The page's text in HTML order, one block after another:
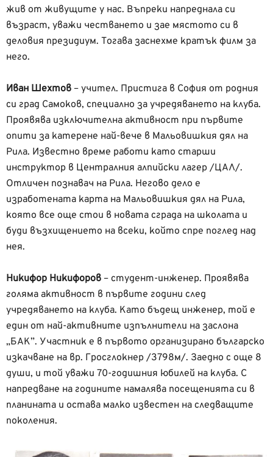
жив от живущите у нас. Въпреки напреднала си
възраст, уважи честването и зае мястото си в
деловия президиум. Тогава заснехме кратък филм за
него.
Иван Шехтов – учител. Пристига в София от родния
си град Самоков, специално за учредяването на клуба.
Проявява изключителна активност при първите
опити за катерене най-вече в Мальовишкия дял на
Рила. Известно време работи като старши
инструктор в Централния алпийски лагер /ЦАЛ/.
Отличен познавач на Рила. Негово дело е
изработената карта на Мальовишкия дял на Рила,
която все още стои в новата сграда на школата и
буди възхищението на всеки, който спре поглед над
нея.
Никифор Никифоров – студент-инженер. Проявява
голяма активност в първите години след
учредяването на клуба. Като бъдещ инженер, той е
един от най-активните изпълнители на заслона
„БАК”. Участник е в първото организирано българско
изкачване на вр. Гросглокнер /3798м/. Заедно с още 8
души, и той уважи 70-годишния юбилей на клуба. С
напредване на годините намалява посещенията си в
планината и остава малко известен на следващите
поколения.